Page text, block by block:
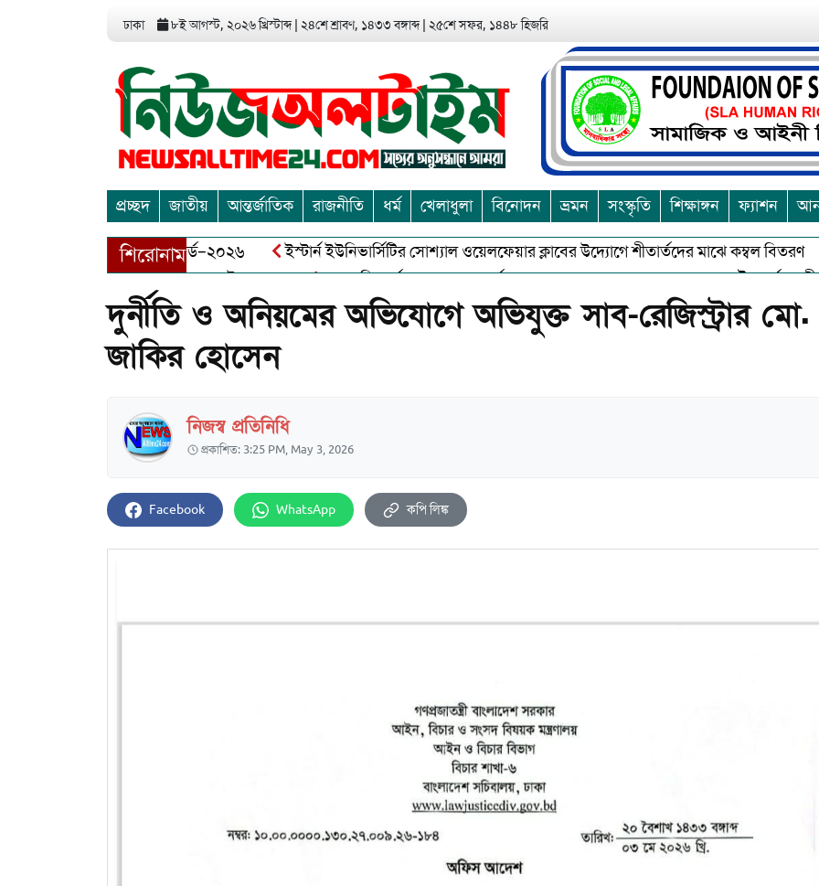
ঢাকা ৮ই আগস্ট, ২০২৬ খ্রিস্টাব্দ ২৪শে শ্রাবণ, ১৪৩৩ বঙ্গাব্দ ২৫শে সফর, ১৪৪৮ হিজরি
প্রচ্ছদ জাতীয় আন্তর্জাতিক রাজনীতি ধর্ম খেলাধুলা বিনোদন ভ্রমন সংস্কৃতি শিক্ষাঙ্গন ফ্যাশন
শিরোনাম
এন্ট্রাপ্রেনিয়র অ্যাওয়ার্ড–২০২৬ ইস্টার্ন ইউনিভার্সিটির সোশ্যাল ওয়েলফেয়ার ক্লাবের উদ্যোগে শীতার্তদের মাঝে কম্বল বিতরণ
মুক্তিযোদ্ধা আব্দুল খালেক এর ইন্তেকাল
আত্মশুদ্ধি অর্জন ও অশুভকে বর্জন করে সত্য,সুন্দরকে বরনে কলাপাড়ায় বৌদ্ধ ধর্মাবলম্বীদের
দুর্নীতি ও অনিয়মের অভিযোগে অভিযুক্ত সাব-রেজিস্ট্রার মো.
জাকির হোসেন
নিজস্ব প্রতিনিধি
প্রকাশিত: 3:25 PM, May 3, 2026
Facebook WhatsApp কপি লিঙ্ক